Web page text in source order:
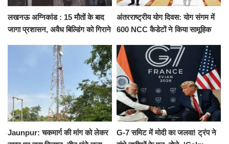
लखनऊ अग्निकांड : 15 मौतों के बाद
जागा प्रशासन, अवैध बिल्डिंग को गिराने
अंतरराष्ट्रीय योग दिवस: योग संगम में
600 NCC कैडेटों ने किया सामूहिक
संकल्प
Jaunpur: चकमार्ग की मांग को लेकर
G-7 समिट में मोदी का जलवा! ट्रंप ने